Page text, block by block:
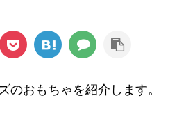
のおもちゃを紹介します。